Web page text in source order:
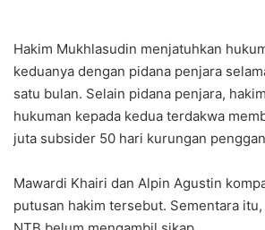
Hakim Mukhlasudin menjatuhkan
keduanya dengan pidana penjara
satu bulan. Selain pidana penjara,
hukuman kepada kedua terdakwa
juta subsider 50 hari kurungan
Mawardi Khairi dan Alpin Agustin
putusan hakim tersebut. Sementara